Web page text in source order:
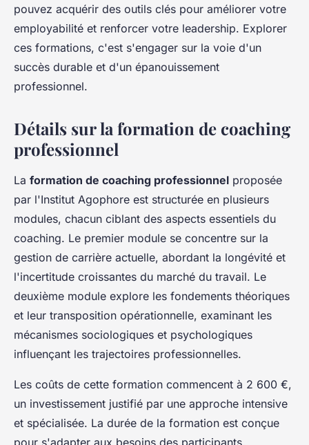
pouvez acquérir des outils clés pour améliorer votre
employabilité et renforcer votre leadership. Explorer
ces formations, c'est s'engager sur la voie d'un
succès durable et d'un épanouissement
professionnel.
Détails sur la formation de coaching
professionnel
La formation de coaching professionnel proposée
par l'Institut Agophore est structurée en plusieurs
modules, chacun ciblant des aspects essentiels du
coaching. Le premier module se concentre sur la
gestion de carrière actuelle, abordant la longévité et
l'incertitude croissantes du marché du travail. Le
deuxième module explore les fondements théoriques
et leur transposition opérationnelle, examinant les
mécanismes sociologiques et psychologiques
influençant les trajectoires professionnelles.
Les coûts de cette formation commencent à 2 600 €,
un investissement justifié par une approche intensive
et spécialisée. La durée de la formation est conçue